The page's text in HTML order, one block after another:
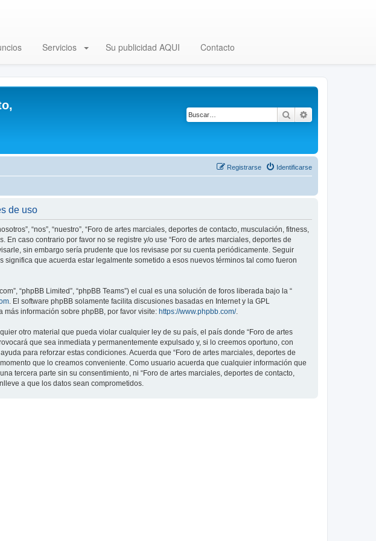
Servicios Su publicidad AQUI Contacto
Buscar
Identificarse
Registrarse
de uso
“nos”, “nuestro”, “Foro de artes marciales, deportes de contacto, musculación, fitness,
caso contrario por favor no se registre y/o use “Foro de artes marciales, deportes de
sin embargo sería prudente que los revisase por su cuenta periódicamente. Seguir
que acuerda estar legalmente sometido a esos nuevos términos tal como fueron
“phpBB Limited”, “phpBB Teams”) el cual es una solución de foros liberada bajo la “
. El software phpBB solamente facilita discusiones basadas en Internet y la GPL
información sobre phpBB, por favor visite: https://www.phpbb.com/.
otro material que pueda violar cualquier ley de su país, el país donde “Foro de artes
que sea inmediata y permanentemente expulsado y, si lo creemos oportuno, con
para reforzar estas condiciones. Acuerda que “Foro de artes marciales, deportes de
que lo creamos conveniente. Como usuario acuerda que cualquier información que
tercera parte sin su consentimiento, ni “Foro de artes marciales, deportes de contacto,
a que los datos sean comprometidos.